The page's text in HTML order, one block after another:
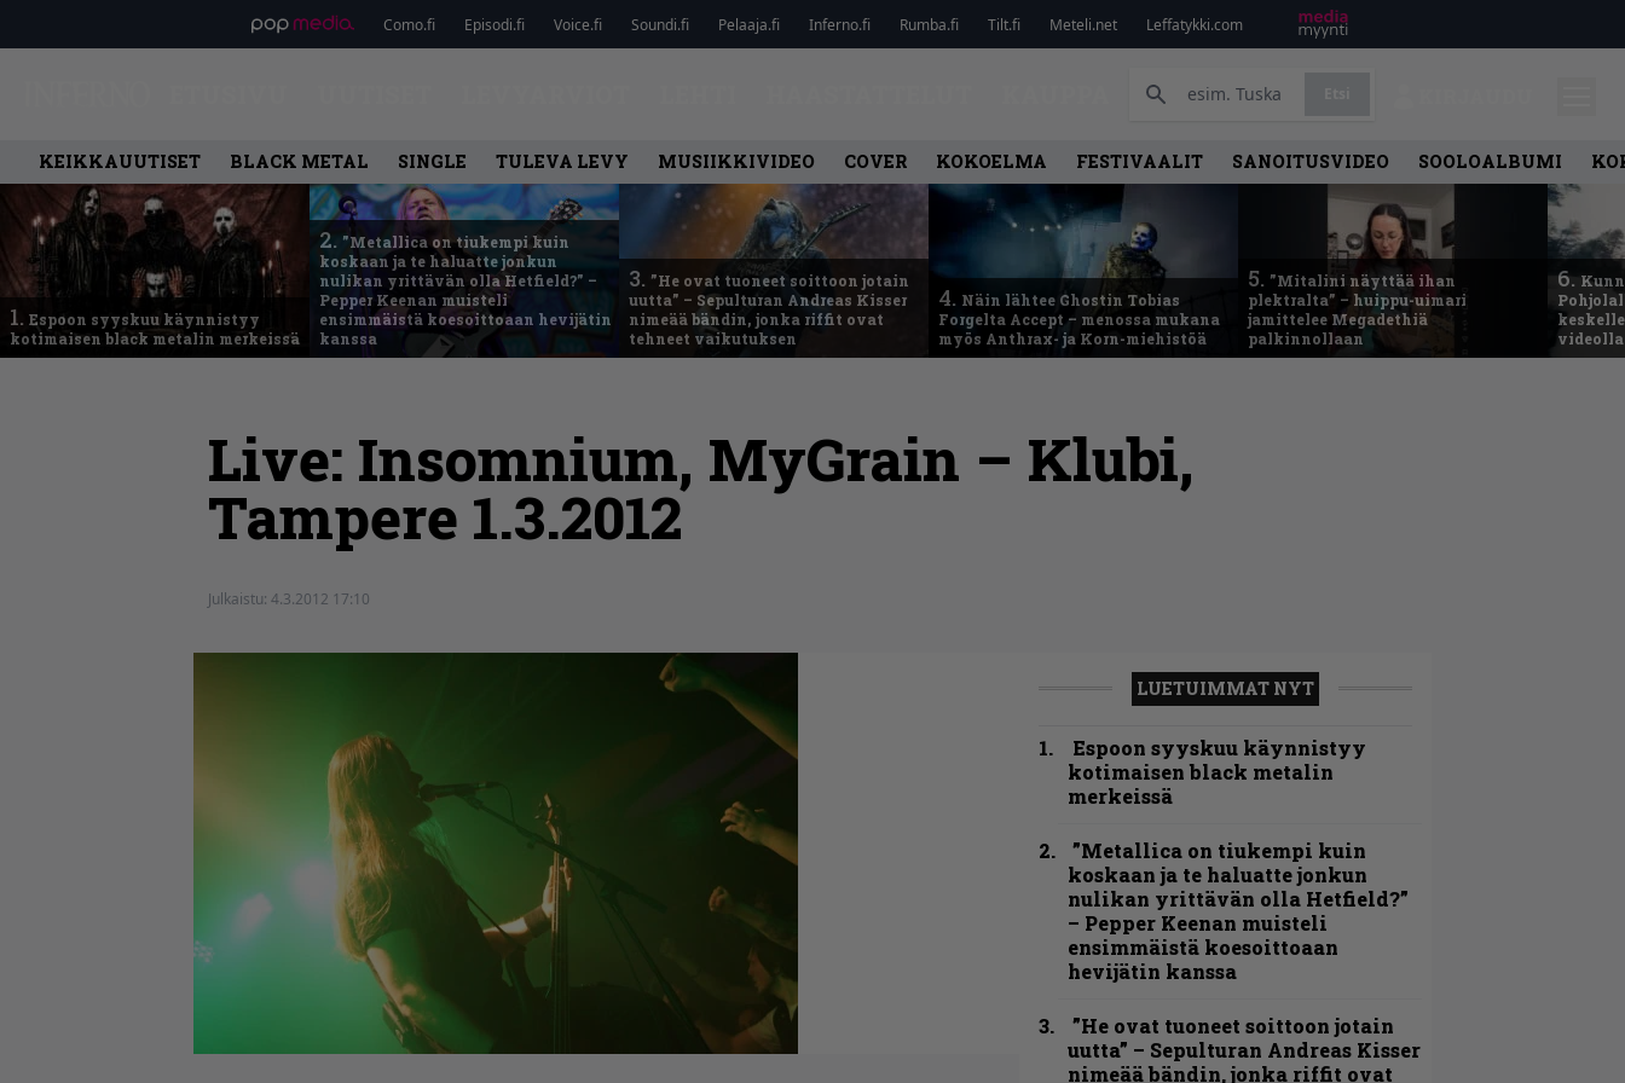
Como.fi Episodi.fi Voice.fi Soundi.fi Pelaaja.fi Inferno.fi Rumba.fi Tilt.fi Meteli.net Leffatykki.com
KEIKKAUUTISET BLACK METAL SINGLE TULEVA LEVY MUSIIKKIVIDEO COVER KOKOELMA FESTIVAALIT SANOITUSVIDEO SOOLOALBUMI
1. Espoon syyskuu käynnistyy
kotimaisen black metalin merkeissä
2. ”Metallica on tiukempi kuin
koskaan ja te haluatte jonkun
nulikan yrittävän olla Hetfield?” –
Pepper Keenan muisteli
ensimmäistä koesoittoaan hevijätin
kanssa
3. ”He ovat tuoneet soittoon jotain
uutta” – Sepulturan Andreas Kisser
nimeää bändin, jonka riffit ovat
tehneet vaikutuksen
4. Näin lähtee Ghostin Tobias
Forgelta Accept – menossa mukana
myös Anthrax- ja Korn-miehistöä
5. ”Mitalini näyttää ihan
plektralta” – huippu-uimari
jamittelee Megadethiä
palkinnollaan
6.
Live: Insomnium, MyGrain – Klubi,
Tampere 1.3.2012
Julkaistu: 4.3.2012 17:10
LUETUIMMAT NYT
Espoon syyskuu käynnistyy
kotimaisen black metalin
merkeissä
”Metallica on tiukempi kuin
koskaan ja te haluatte jonkun
nulikan yrittävän olla Hetfield?”
– Pepper Keenan muisteli
ensimmäistä koesoittoaan
hevijätin kanssa
”He ovat tuoneet soittoon jotain
uutta” – Sepulturan Andreas Kisser
nimeää bändin, jonka riffit ovat